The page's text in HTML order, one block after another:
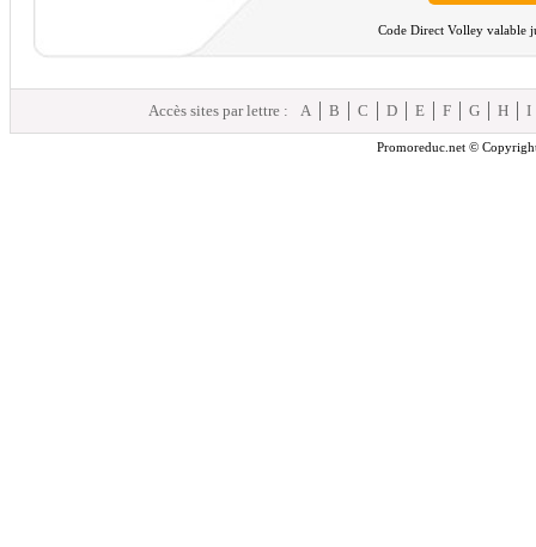
Code Direct Volley valable
Accès sites par lettre : A B C D E F G H I
Promoreduc.net ©